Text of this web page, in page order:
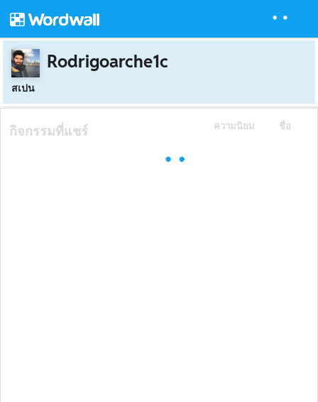
Rodrigoarche1c
สเปน
ความนิยม ชื่อ
กิจกรรมที่แชร์